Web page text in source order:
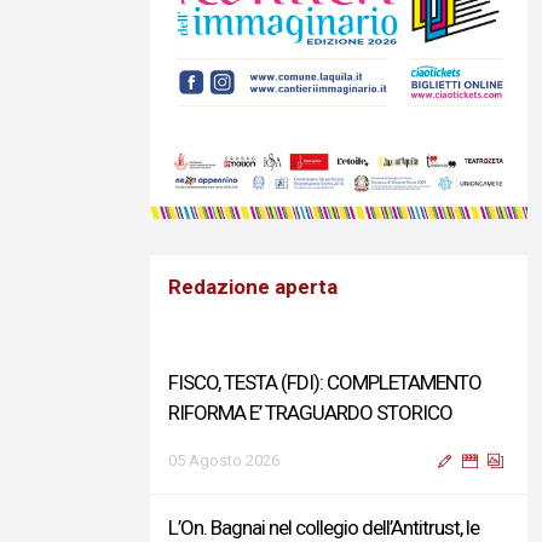
Redazione aperta
FISCO, TESTA (FDI): COMPLETAMENTO
RIFORMA E’ TRAGUARDO STORICO
05 Agosto 2026
L’On. Bagnai nel collegio dell’Antitrust, le